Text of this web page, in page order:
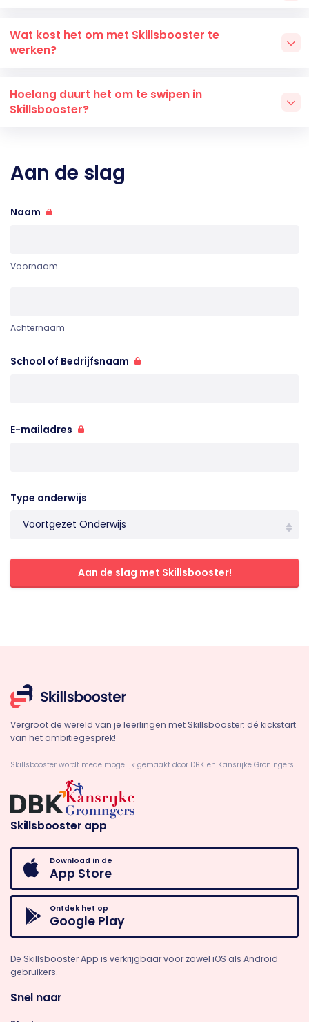
Wat kost het om met Skillsbooster te
werken?
Hoelang duurt het om te swipen in
Skillsbooster?
Aan de slag
Naam
Voornaam
Achternaam
School of Bedrijfsnaam
E-mailadres
Type onderwijs
Vergroot de wereld van je leerlingen met Skillsbooster: dé kickstart
van het ambitiegesprek!
Skillsbooster wordt mede mogelijk gemaakt door DBK en Kansrijke Groningers.
Skillsbooster app
Download in de
App Store
Ontdek het op
Google Play
De Skillsbooster App is verkrijgbaar voor zowel iOS als Android
gebruikers.
Snel naar